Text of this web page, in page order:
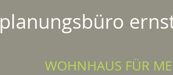
planungsbüro
WOHNHAUS FÜR